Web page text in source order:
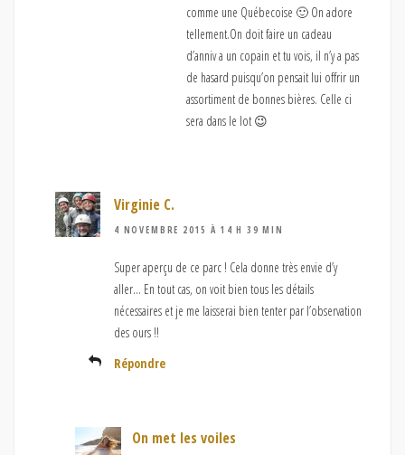
comme une Québecoise 🙂 On adore
tellement.On doit faire un cadeau
d’anniv a un copain et tu vois, il n’y a pas
de hasard puisqu’on pensait lui offrir un
assortiment de bonnes bières. Celle ci
sera dans le lot 😉
Virginie C.
4 NOVEMBRE 2015 À 14 H 39 MIN
Super aperçu de ce parc ! Cela donne très envie d’y
aller… En tout cas, on voit bien tous les détails
nécessaires et je me laisserai bien tenter par l’observation
des ours !!
Répondre
On met les voiles